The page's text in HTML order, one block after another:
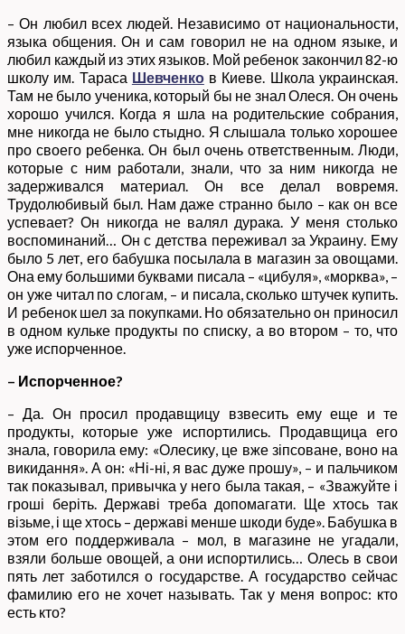
– Он любил всех людей. Независимо от национальности,
языка общения. Он и сам говорил не на одном языке, и
любил каждый из этих языков. Мой ребенок закончил 82-ю
школу им. Тараса Шевченков Киеве. Школа украинская.
Там не было ученика, который бы не знал Олеся. Он очень
хорошо учился. Когда я шла на родительские собрания,
мне никогда не было стыдно. Я слышала только хорошее
про своего ребенка. Он был очень ответственным. Люди,
которые с ним работали, знали, что за ним никогда не
задерживался материал. Он все делал вовремя.
Трудолюбивый был. Нам даже странно было – как он все
успевает? Он никогда не валял дурака. У меня столько
воспоминаний… Он с детства переживал за Украину. Ему
было 5 лет, его бабушка посылала в магазин за овощами.
Она ему большими буквами писала – «цибуля», «морква», –
он уже читал по слогам, – и писала, сколько штучек купить.
И ребенок шел за покупками. Но обязательно он приносил
в одном кульке продукты по списку, а во втором – то, что
уже испорченное.
– Испорченное?
– Да. Он просил продавщицу взвесить ему еще и те
продукты, которые уже испортились. Продавщица его
знала, говорила ему: «Олесику, це вже зіпсоване, воно на
викидання». А он: «Ні-ні, я вас дуже прошу», – и пальчиком
так показывал, привычка у него была такая, – «Зважуйте і
гроші беріть. Державі треба допомагати. Ще хтось так
візьме, і ще хтось – державі менше шкоди буде». Бабушка в
этом его поддерживала – мол, в магазине не угадали,
взяли больше овощей, а они испортились… Олесь в свои
пять лет заботился о государстве. А государство сейчас
фамилию его не хочет называть. Так у меня вопрос: кто
есть кто?